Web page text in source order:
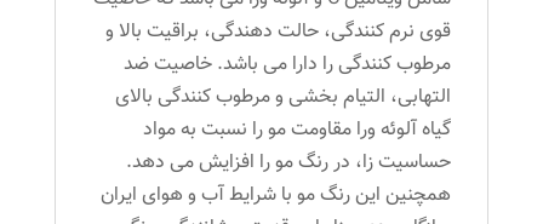
قوی نرم کنندگی، حالت دهندگی، براقیت بالا و
مرطوب کنندگی را دارا می باشد. خاصیت ضد
التهابی، التیام بخشی و مرطوب کنندگی بالای
گیاه آلوئه ورا مقاومت مو را نسبت به مواد
حساسیت زا، در رنگ مو را افزایش می دهد.
همچنین این رنگ مو با شرایط آب و هوای ایران